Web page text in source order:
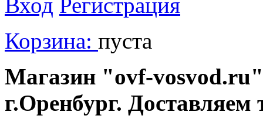
Вход Регистрация
Корзина: пуста
Магазин "ovf-vosvod.ru"
г.Оренбург.